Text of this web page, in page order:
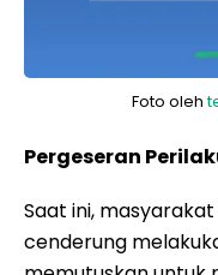
Foto oleh
Pergeseran
Saat ini,
cenderung